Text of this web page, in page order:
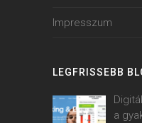
Impresszum
LEGFRISSEBB
a